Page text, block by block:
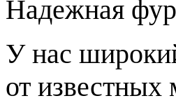
Надежная
У нас
от